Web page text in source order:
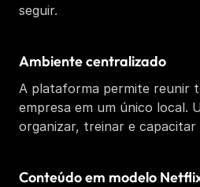
seguir.
Ambiente centralizado
A plataforma permite reunir
empresa em um único local.
organizar, treinar e capacitar
Conteúdo em modelo